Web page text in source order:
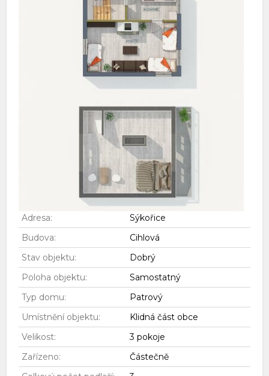
Adresa:
Sýkořice
Budova:
Cihlová
Stav objektu:
Dobrý
Poloha objektu:
Samostatný
Typ domu:
Patrový
Umístnění objektu:
Klidná část obce
Velikost:
3 pokoje
Zařízeno:
Částečně